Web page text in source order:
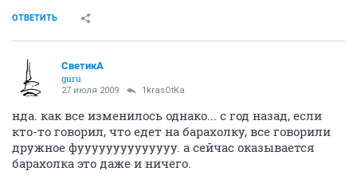
ОТВЕТИТЬ
СветикА
guru
27 июля 2009 1krasOtKa
нда. как все изменилось однако... с год назад, если
кто-то говорил, что едет на барахолку, все говорили
дружное фуууууууууууууу. а сейчас оказывается
барахолка это даже и ничего.